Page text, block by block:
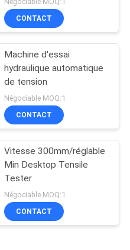
logiciel TM2101
CONTACT
Machine d'essai
hydraulique automatique
de tension
Négociable MOQ:1
CONTACT
Vitesse 300mm/réglable
Min Desktop Tensile
Tester
Négociable MOQ:1
CONTACT